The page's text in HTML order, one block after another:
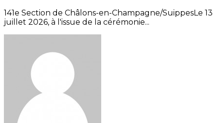
141e Section de Châlons-en-Champagne/SuippesLe 13
juillet 2026, à l'issue de la cérémonie...